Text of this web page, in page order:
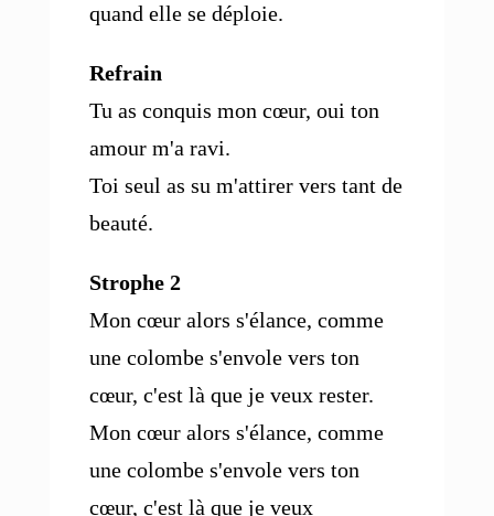
quand elle se déploie.
Refrain
Tu as conquis mon cœur, oui ton
amour m'a ravi.
Toi seul as su m'attirer vers tant de
beauté.
Strophe 2
Mon cœur alors s'élance, comme
une colombe s'envole vers ton
cœur, c'est là que je veux rester.
Mon cœur alors s'élance, comme
une colombe s'envole vers ton
cœur, c'est là que je veux